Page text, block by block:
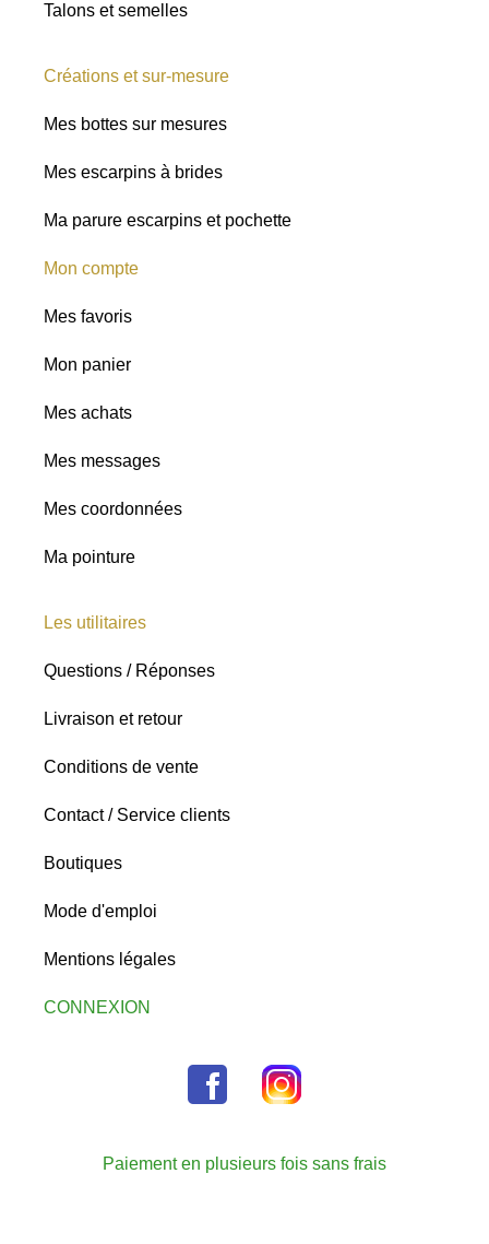
Talons et semelles
Créations et sur-mesure
Mes bottes sur mesures
Mes escarpins à brides
Ma parure escarpins et pochette
Mon compte
Mes favoris
Mon panier
Mes achats
Mes messages
Mes coordonnées
Ma pointure
Les utilitaires
Questions / Réponses
Livraison et retour
Conditions de vente
Contact / Service clients
Boutiques
Mode d'emploi
Mentions légales
CONNEXION
Paiement en plusieurs fois sans frais